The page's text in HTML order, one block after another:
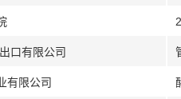
口有限公司
有限公司